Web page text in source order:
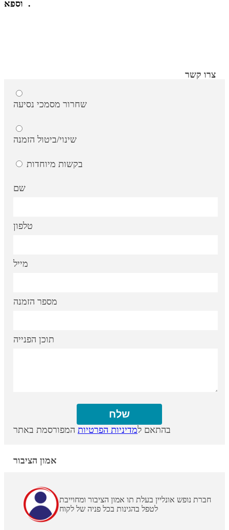
וספא .
צרו קשר
שחרור מסמכי נסיעה
שינוי/ביטול הזמנה
בקשות מיוחדות
שם
טלפון
מייל
מספר הזמנה
תוכן הפנייה
בהתאם למדיניות הפרטיות המפורסמת באתר
אמון הציבור
חברת נופש אונליין בעלת תו אמון הציבור ומחוייבת
לטפל בהגינות בכל פניה של לקוח